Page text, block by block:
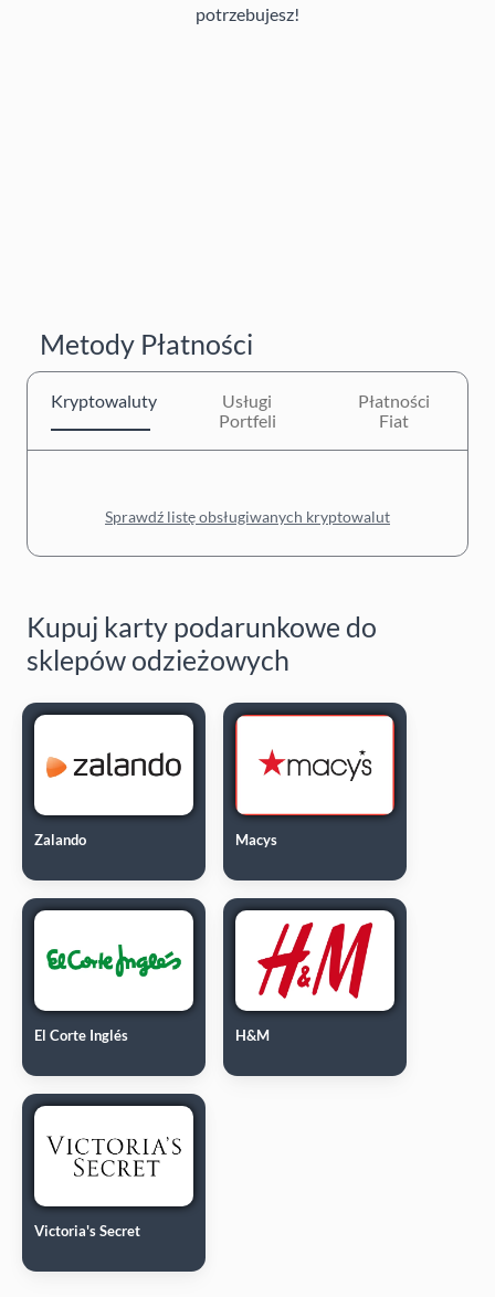
potrzebujesz!
Metody Płatności
Kryptowaluty
Usługi
Portfeli
Płatności
Fiat
Sprawdź listę obsługiwanych kryptowalut
Kupuj karty podarunkowe do
sklepów odzieżowych
Zalando Macys
El Corte Inglés H&M
Victoria's Secret